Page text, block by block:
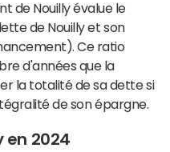
de Nouilly évalue le
de Nouilly et son
Ce ratio
d'années que la
la totalité de sa dette si
de son épargne.
en 2024